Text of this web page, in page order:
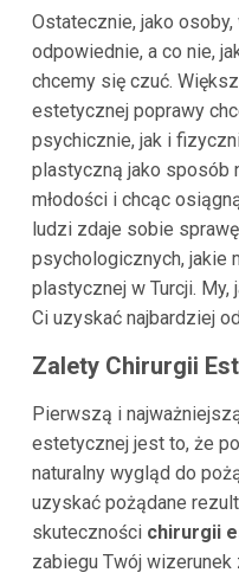
Ostatecznie, jako
odpowiednie, a co nie,
chcemy się czuć.
estetycznej poprawy
psychicznie, jak i
plastyczną jako sposób
młodości i chcąc
ludzi zdaje sobie
psychologicznych, jakie
plastycznej w Turcji. My,
Ci uzyskać najbardziej
Zalety Chirurgii
Pierwszą i
estetycznej jest to, że
naturalny wygląd do
uzyskać pożądane
skuteczności chirurgii
zabiegu Twój